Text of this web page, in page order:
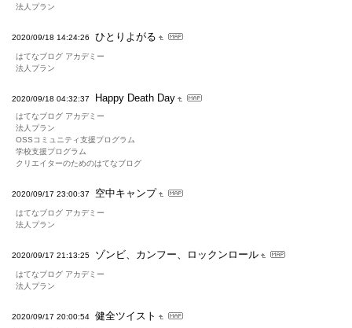
法人プラン
2020/09/18 14:24:26 ひとりよがる
はてなブログ アカデミー
法人プラン
2020/09/18 04:32:37 Happy Death Day
はてなブログ アカデミー
法人プラン
OSSコミュニティ支援プログラム
学校支援プログラム
クリエイターのためのはてなブログ
2020/09/17 23:00:37 空中キャンプ
はてなブログ アカデミー
法人プラン
2020/09/17 21:13:25 ゾンビ、カンフー、ロックンロール
はてなブログ アカデミー
法人プラン
2020/09/17 20:00:54 健全ツイスト